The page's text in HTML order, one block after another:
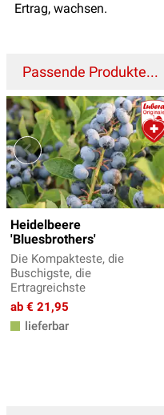
Ertrag, wachsen.
Passende Produkte...
Heidelbeere
'Bluesbrothers'
Die Kompakteste, die
Buschigste, die
Ertragreichste
ab € 21,95
lieferbar